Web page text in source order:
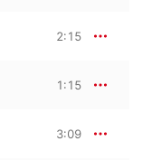
2:15
1:15
3:09